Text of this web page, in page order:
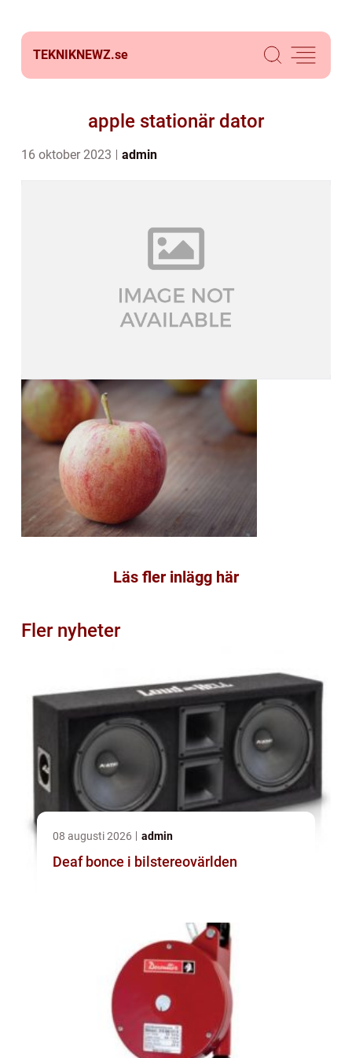
TEKNIKNEWZ.se
apple stationär dator
16 oktober 2023 admin
Läs fler inlägg här
Fler nyheter
08 augusti 2026 admin
Deaf bonce i bilstereovärlden